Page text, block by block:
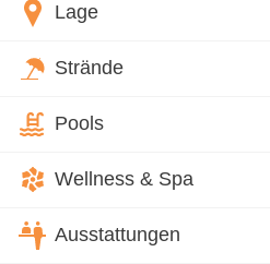
Lage
Strände
Pools
Wellness & Spa
Ausstattungen